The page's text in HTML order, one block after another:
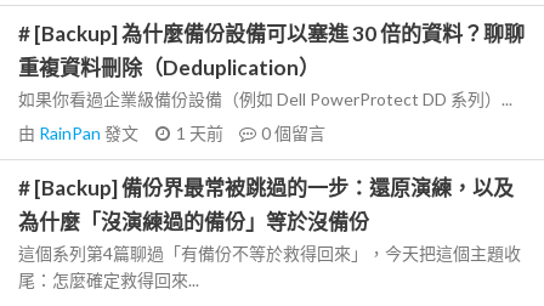
# [Backup] 為什麼備份設備可以塞進 30 倍的資料？聊聊
重複資料刪除（Deduplication）
如果你看過企業級備份設備（例如 Dell PowerProtect DD 系列）...
由 RainPan 發文 1 天前 0個留言
# [Backup] 備份界最常被跳過的一步：還原演練，以及
為什麼「沒演練過的備份」等於沒備份
這個系列第4篇聊過「有備份不等於救得回來」，今天把這個主題收
尾：怎麼確定救得回來...